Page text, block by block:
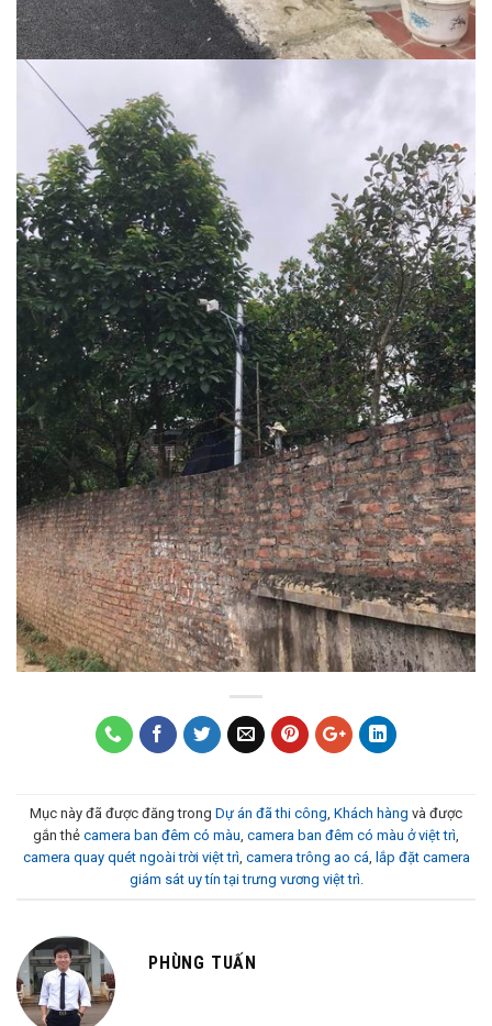
Mục này đã được đăng trong Dự án đã thi công Khách hàng và được
gắn thẻ camera ban đêm có màu camera ban đêm có màu ở việt trì
camera quay quét ngoài trời việt trì camera trông ao cá lắp đặt camera
giám sát uy tín tại trưng vương việt trì
PHÙNG TUẤN